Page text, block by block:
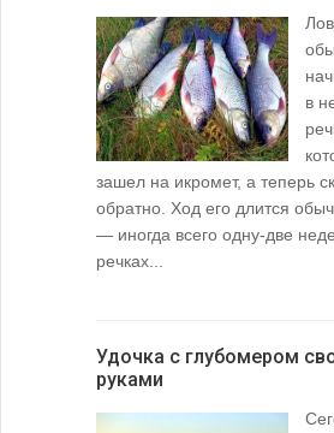
в
зашел на икромет, а теперь
обратно. Ход его длится
— иногда всего одну-две
речках...
Удочка с глубомером
руками